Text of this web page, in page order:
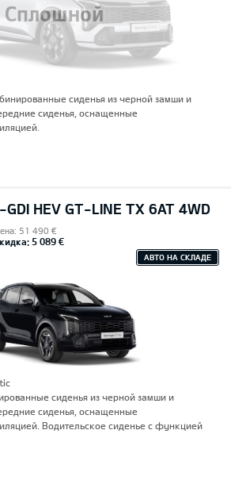
Сплошной
сиденья из черной замши и
сиденья, оснащенные
GDI HEV GT-LINE TX 6AT 4WD
51 490 €
5 089 €
АВТО НА СКЛАДЕ
сиденья из черной замши и
сиденья, оснащенные
Водительское сиденье с функцией